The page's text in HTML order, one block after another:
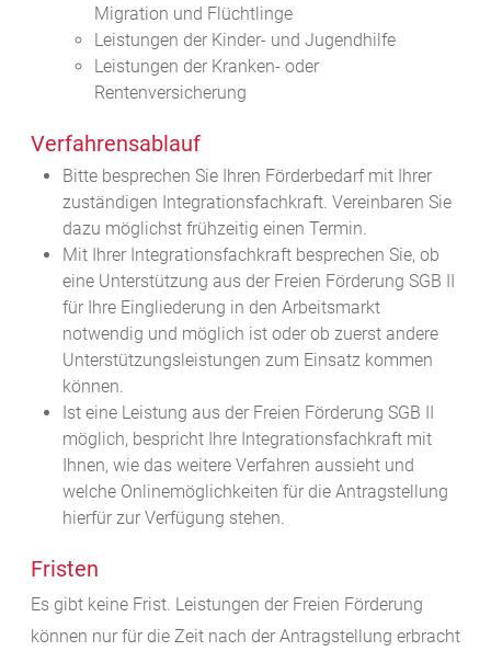
Migration und Flüchtlinge
Leistungen der Kinder- und Jugendhilfe
Leistungen der Kranken- oder
Rentenversicherung
Verfahrensablauf
Bitte besprechen Sie Ihren Förderbedarf mit Ihrer
zuständigen Integrationsfachkraft. Vereinbaren Sie
dazu möglichst frühzeitig einen Termin.
Mit Ihrer Integrationsfachkraft besprechen Sie, ob
eine Unterstützung aus der Freien Förderung SGB II
für Ihre Eingliederung in den Arbeitsmarkt
notwendig und möglich ist oder ob zuerst andere
Unterstützungsleistungen zum Einsatz kommen
können.
Ist eine Leistung aus der Freien Förderung SGB II
möglich, bespricht Ihre Integrationsfachkraft mit
Ihnen, wie das weitere Verfahren aussieht und
welche Onlinemöglichkeiten für die Antragstellung
hierfür zur Verfügung stehen.
Fristen
Es gibt keine Frist. Leistungen der Freien Förderung
können nur für die Zeit nach der Antragstellung erbracht